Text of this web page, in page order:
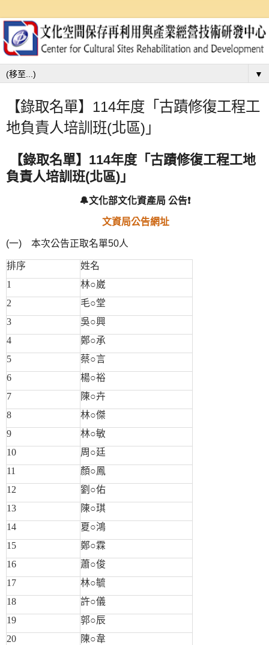
▼
【錄取名單】114年度「古蹟修復工程工
地負責人培訓班(北區)」
【錄取名單】114年度「古蹟修復工程工地
負責人培訓班(北區)」
🔔文化部文化資產局 公告❗
文資局公告網址
(一) 本次公告正取名單50人
排序
姓名
1
林○崴
2
毛○堂
3
吳○興
4
鄭○承
5
蔡○言
6
楊○裕
7
陳○卉
8
林○傑
9
林○敏
10
周○廷
11
顏○鳳
12
劉○佑
13
陳○琪
14
夏○鴻
15
鄭○霖
16
蕭○俊
17
林○毓
18
許○儀
19
郭○辰
20
陳○韋